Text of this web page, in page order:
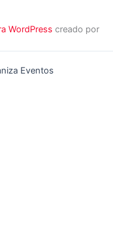
WordPress creado por
Eventos